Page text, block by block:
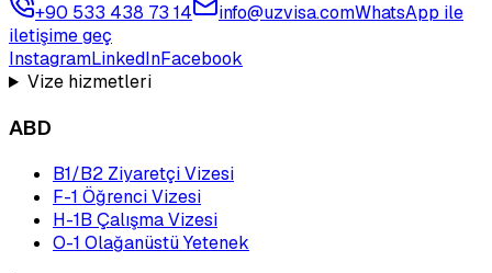
+90 533 438 73 14 info@uzvisa.comWhatsApp ile
iletişime geç
InstagramLinkedInFacebook
Vize hizmetleri
ABD
B1/B2 Ziyaretçi Vizesi
F-1 Öğrenci Vizesi
H-1B Çalışma Vizesi
O-1 Olağanüstü Yetenek